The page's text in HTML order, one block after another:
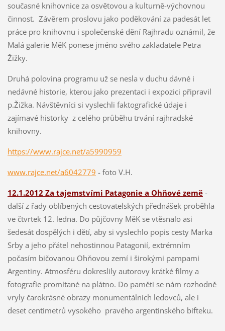
současné knihovnice za osvětovou a kulturně-výchovnou
činnost. Závěrem proslovu jako poděkování za padesát let
práce pro knihovnu i společenské dění Rajhradu oznámil, že
Malá galerie MěK ponese jméno svého zakladatele Petra
Žižky.
Druhá polovina programu už se nesla v duchu dávné i
nedávné historie, kterou jako prezentaci i expozici připravil
p.Žižka. Návštěvníci si vyslechli faktografické údaje i
zajímavé historky z celého průběhu trvání rajhradské
knihovny.
https://www.rajce.net/a5990959
www.rajce.net/a6042779 - foto V.H.
12.1.2012 Za tajemstvími Patagonie a Ohňové země-
další z řady oblíbených cestovatelských přednášek proběhla
ve čtvrtek 12. ledna. Do půjčovny MěK se vtěsnalo asi
šedesát dospělých i dětí, aby si vyslechlo popis cesty Marka
Srby a jeho přátel nehostinnou Patagonií, extrémním
počasím bičovanou Ohňovou zemí i širokými pampami
Argentiny. Atmosféru dokreslily autorovy krátké filmy a
fotografie promítané na plátno. Do paměti se nám rozhodně
vryly čarokrásné obrazy monumentálních ledovců, ale i
deset centimetrů vysokého pravého argentinského bifteku.